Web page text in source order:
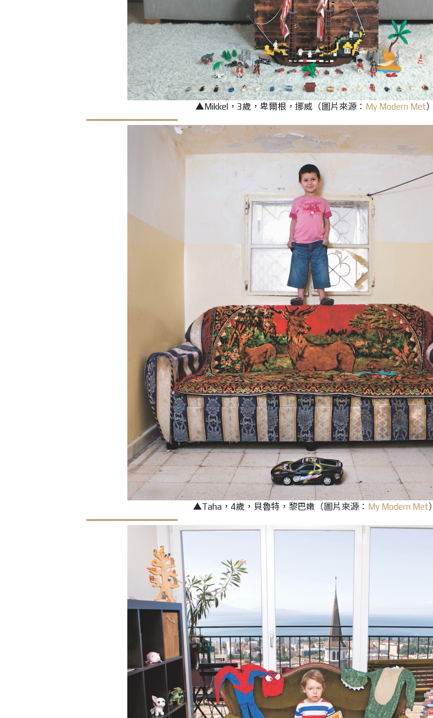
▲Mikkel，3歲，卑爾根，挪威 （圖片來源： My Modern Met）
▲Taha，4歲，貝魯特，黎巴嫩 （圖片來源： My Modern Met）